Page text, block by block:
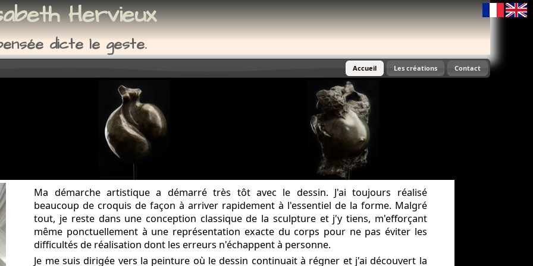
choix langue
Hervieux
dicte le geste.
Contact
Les créations
Accueil
bronzes, sculptures terre, sculptures
ma démarche artistique
Ma démarche artistique a démarré très tôt avec le dessin. J'ai toujours réalisé
beaucoup de croquis de façon à arriver rapidement à l'essentiel de la forme. Malgré
tout, je reste dans une conception classique de la sculpture et j'y tiens, m'efforçant
même ponctuellement à une représentation exacte du corps pour ne pas éviter les
difficultés de réalisation dont les erreurs n'échappent à personne.
Je me suis dirigée vers la peinture où le dessin continuait à régner et j'ai découvert la